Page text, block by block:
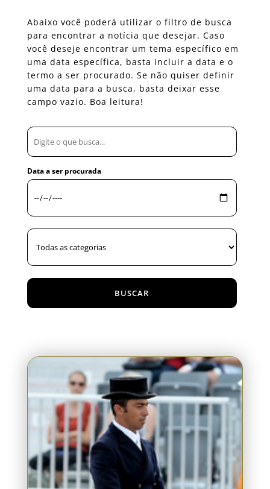
Abaixo você poderá utilizar o filtro de busca
para encontrar a notícia que desejar. Caso
você deseje encontrar um tema específico em
uma data específica, basta incluir a data e o
termo a ser procurado. Se não quiser definir
uma data para a busca, basta deixar esse
campo vazio. Boa leitura!